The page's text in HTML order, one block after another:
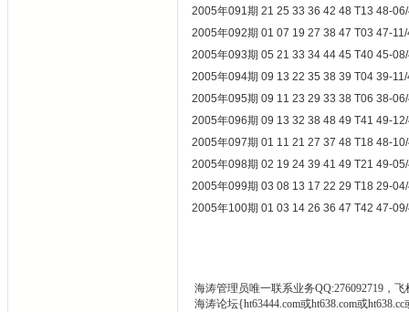
2005年091期 21 25 33 36 42 48 T13
2005年092期 01 07 19 27 38 47 T03
2005年093期 05 21 33 34 44 45 T40
2005年094期 09 13 22 35 38 39 T04
2005年095期 09 11 23 29 33 38 T06
2005年096期 09 13 32 38 48 49 T41
2005年097期 01 11 21 27 37 48 T18
2005年098期 02 19 24 39 41 49 T21
2005年099期 03 08 13 17 22 29 T18
2005年100期 01 03 14 26 36 47 T42
海涛管理员唯一联系业务QQ:276092719，
海涛论坛{ht63444.com或ht638.com或